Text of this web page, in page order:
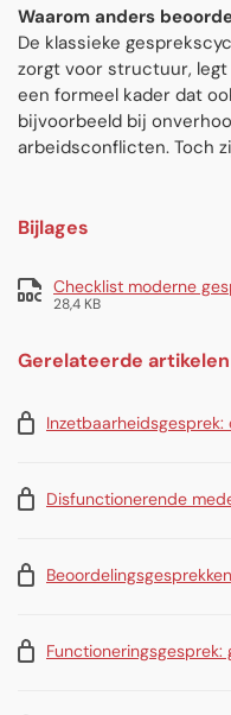
Waarom anders
De klassieke
zorgt voor structuur,
een formeel kader dat
bijvoorbeeld bij
arbeidsconflicten. Toch
Bijlages
Checklist moderne
28,4 KB
Gerelateerde artikelen
Disfunctionerende